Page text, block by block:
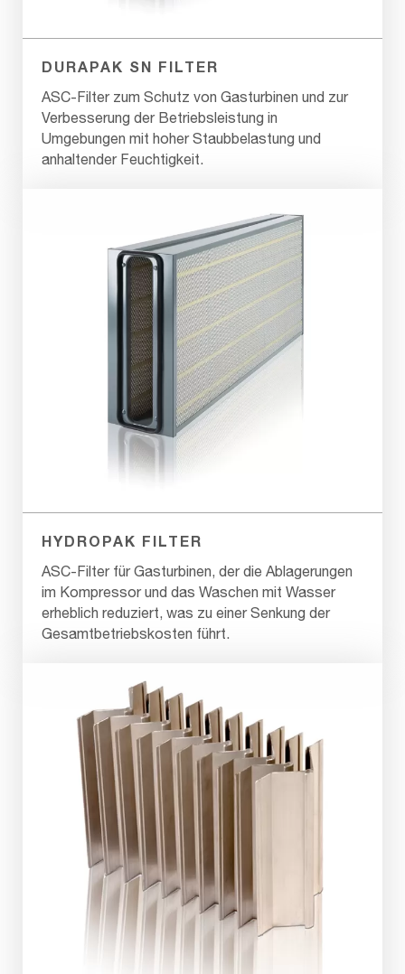
DURAPAK SN FILTER
ASC-Filter zum Schutz von Gasturbinen und zur
Verbesserung der Betriebsleistung in
Umgebungen mit hoher Staubbelastung und
anhaltender Feuchtigkeit.
HYDROPAK FILTER
ASC-Filter für Gasturbinen, der die Ablagerungen
im Kompressor und das Waschen mit Wasser
erheblich reduziert, was zu einer Senkung der
Gesamtbetriebskosten führt.